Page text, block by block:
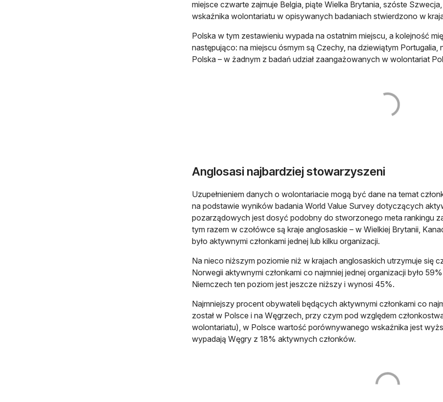
miejsce czwarte zajmuje Belgia, piąte Wielka Brytania, szóste
wskaźnika wolontariatu w opisywanych badaniach stwierdzono w
Polska w tym zestawieniu wypada na ostatnim miejscu, a kolejność
następująco: na miejscu ósmym są Czechy, na dziewiątym Portugalia,
Polska – w żadnym z badań udział zaangażowanych w wolontariat
Anglosasi najbardziej stowarzyszeni
Uzupełnieniem danych o wolontariacie mogą być dane na temat
na podstawie wyników badania World Value Survey dotyczących
pozarządowych jest dosyć podobny do stworzonego meta rankingu
tym razem w czołówce są kraje anglosaskie – w Wielkiej Brytanii,
było aktywnymi członkami jednej lub kilku organizacji.
Na nieco niższym poziomie niż w krajach anglosaskich utrzymuje się
Norwegii aktywnymi członkami co najmniej jednej organizacji było
Niemczech ten poziom jest jeszcze niższy i wynosi 45%.
Najmniejszy procent obywateli będących aktywnymi członkami co
został w Polsce i na Węgrzech, przy czym pod względem
wolontariatu), w Polsce wartość porównywanego wskaźnika jest
wypadają Węgry z 18% aktywnych członków.